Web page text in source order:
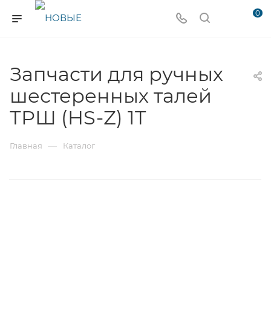
0
Запчасти для ручных
шестеренных талей
ТРШ (HS-Z) 1T
Главная — Каталог